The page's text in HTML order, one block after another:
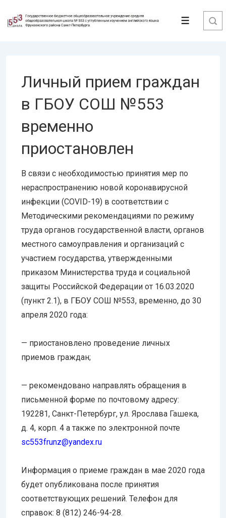
Перейти
Меню
Личный прием граждан
в ГБОУ СОШ №553
временно
приостановлен
В связи с необходимостью принятия мер по
нераспространению новой коронавирусной
инфекции (COVID-19) в соответствии с
Методическими рекомендациями по режиму
труда органов государственной власти, органов
местного самоуправления и организаций с
участием государства, утвержденными
приказом Министерства труда и социальной
защиты Российской Федерации от 16.03.2020
(пункт 2.1), в ГБОУ СОШ №553, временно, до 30
апреля 2020 года:
— приостановлено проведение личных
приемов граждан;
— рекомендовано направлять обращения в
письменной форме по почтовому адресу:
192281, Санкт-Петербург, ул. Ярослава Гашека,
д. 4, корп. 4 а также по электронной почте
sc553frunz@yandex.ru
Информация о приеме граждан в мае 2020 года
будет опубликована после принятия
соответствующих решений. Телефон для
справок: 8 (812) 246-94-28.